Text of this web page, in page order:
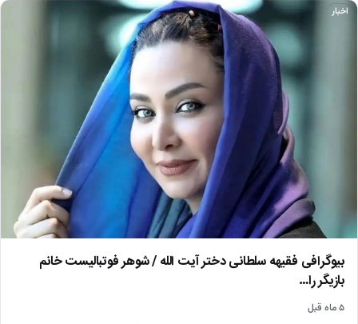
اخبار
بیوگرافی فقیهه سلطانی دختر آیت الله / شوهر فوتبالیست خانم
بازیگر را…
۵ ماه قبل